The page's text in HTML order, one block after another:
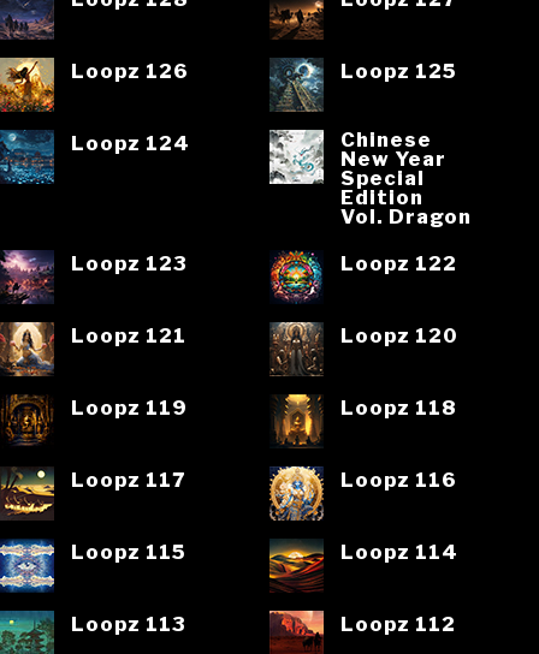
Loopz 126 Loopz 125
Loopz 124
Chinese
New Year
Special
Edition
Vol. Dragon
Loopz 123
Loopz 122
Loopz 121 Loopz 120
Loopz 119 Loopz 118
Loopz 117 Loopz 116
Loopz 115 Loopz 114
Loopz 113 Loopz 112